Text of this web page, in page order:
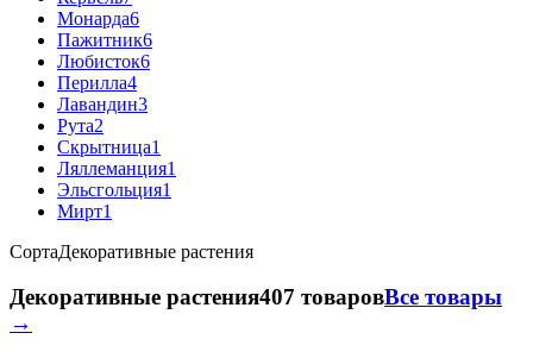
Монарда6
Пажитник6
Любисток6
Перилла4
Лавандин3
Рута2
Скрытница1
Ляллеманция1
Эльсгольция1
Мирт1
СортаДекоративные растения
Декоративные растения407 товаровВсе товары
→